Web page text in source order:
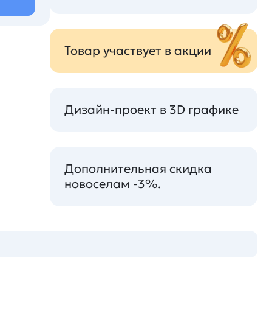
Товар участвует в акции
Дизайн-проект в 3D графике
Дополнительная скидка
новоселам -3%.